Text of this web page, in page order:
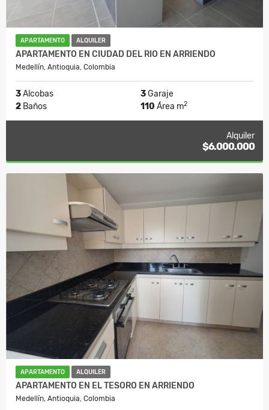
APARTAMENTO ALQUILER
APARTAMENTO EN CIUDAD DEL RIO EN ARRIENDO
Medellín, Antioquia, Colombia
3Alcobas 3Garaje
2 Baños 110 Área m2
Alquiler
$6.000.000
APARTAMENTO ALQUILER
APARTAMENTO EN EL TESORO EN ARRIENDO
Medellín, Antioquia, Colombia